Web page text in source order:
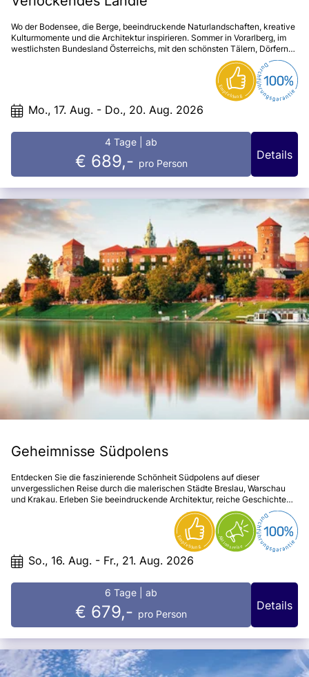
Wo der Bodensee, die Berge, beeindruckende Naturlandschaften, kreative
Kulturmomente und die Architektur inspirieren. Sommer in Vorarlberg, im
westlichsten Bundesland Österreichs, mit den schönsten Tälern, Dörfern
Mo., 17. Aug. - Do., 20. Aug. 2026
4 Tage | ab
€ 689,- pro Person
Details
Geheimnisse Südpolens
Entdecken Sie die faszinierende Schönheit Südpolens auf dieser
unvergesslichen Reise durch die malerischen Städte Breslau, Warschau
und Krakau. Erleben Sie beeindruckende Architektur, reiche Geschichte
und atemberaubende Landschaften, während Sie in die Kultur und
Traditionen des Landes eintauchen. Von der charmanten Atmosphäre
Breslaus bis zu den majestätischen Gipfeln der Hohen Tatra – diese Reise
verspricht unvergessliche Erlebnisse und bleibende Erinnerungen.
So., 16. Aug. - Fr., 21. Aug. 2026
6 Tage | ab
€ 679,- pro Person
Details